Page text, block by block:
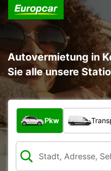
Autovermietung in
Sie alle unsere
Welche Art von
Pkw